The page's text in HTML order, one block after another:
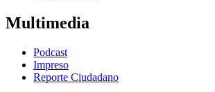
Multimedia
Podcast
Impreso
Reporte Ciudadano